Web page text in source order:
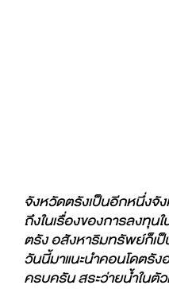
จังหวัดตรังเป็นอีกหนึ่งจัง
ถึงในเรื่องของการลงทุน
ตรัง อสังหาริมทรัพย์ก็เป็
วันนี้มาแนะนำคอนโดตรั
ครบครัน สระว่ายน้ำใน